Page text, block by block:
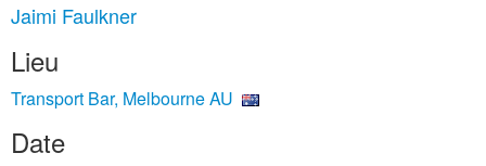
Jaimi Faulkner
Lieu
Transport Bar, Melbourne AU
Date